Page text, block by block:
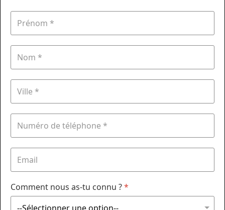
Comment nous as-tu connu ?*